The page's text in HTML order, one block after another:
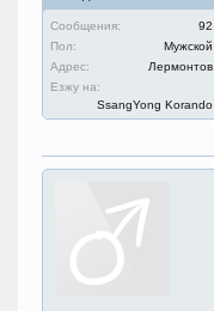
Сообщения:
92
Пол:
Мужской
Адрес:
Лермонтов
Езжу на:
SsangYong Korando